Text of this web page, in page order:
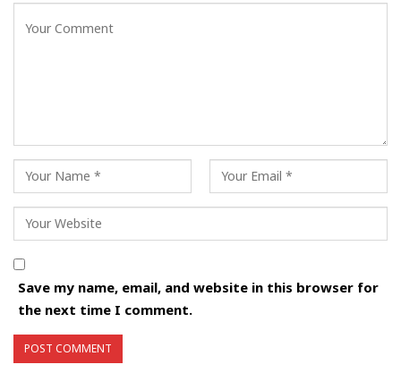
Save my name, email, and website in this browser for
the next time I comment.